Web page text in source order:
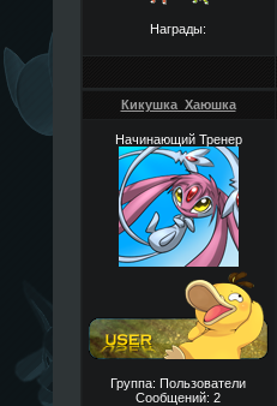
Награды:
Кикушка_Хаюшка
Начинающий Тренер
Группа: Пользователи
Сообщений: 2